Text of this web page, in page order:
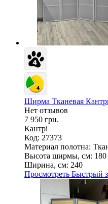
Ширма Тканевая
Нет отзывов
7 950 грн.
Кантрі
Код: 27373
Материал полотна:
Высота ширмы, см: 180
Ширина, см: 240
Просмотреть Быстрый